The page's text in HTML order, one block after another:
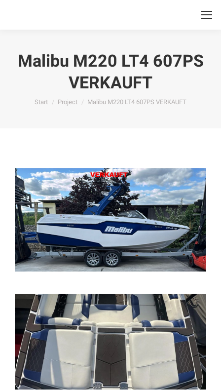
Malibu M220 LT4 607PS
VERKAUFT
Sie befinden sich hier:
Start Project Malibu M220 LT4 607PS VERKAUFT